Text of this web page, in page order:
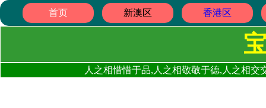
首页 新澳区 香港区
人之相惜惜于品,人之相敬敬于德,人之相